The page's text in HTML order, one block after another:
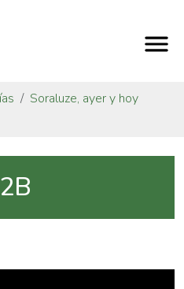
Soraluze, ayer y hoy